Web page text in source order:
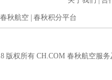
春秋航空 春秋积分平台
版权所有 CH.COM 春秋航空服